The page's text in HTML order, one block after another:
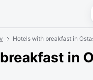
Hotels with breakfast in
in